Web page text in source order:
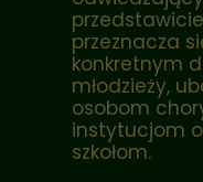
przeznacza
konkretnym
młodzieży,
osobom
instytucjom
szkołom.